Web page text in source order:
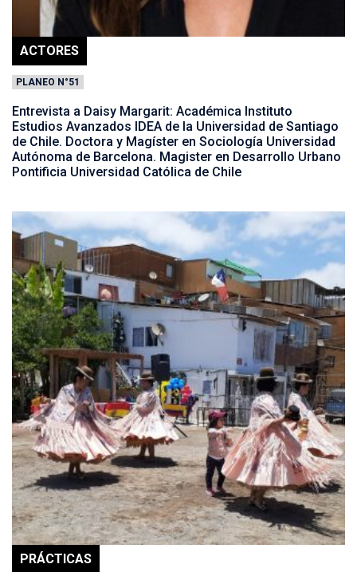
ACTORES
PLANEO N°51
Entrevista a Daisy Margarit: Académica Instituto
Estudios Avanzados IDEA de la Universidad de Santiago
de Chile. Doctora y Magíster en Sociología Universidad
Autónoma de Barcelona. Magister en Desarrollo Urbano
Pontificia Universidad Católica de Chile
PRÁCTICAS